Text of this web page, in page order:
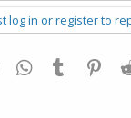
log in or register to
Reddit
Pinterest
Tumblr